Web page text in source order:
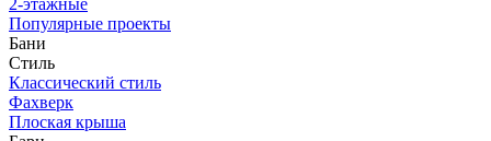
2-этажные
Популярные проекты
Бани
Стиль
Классический стиль
Фахверк
Плоская крыша